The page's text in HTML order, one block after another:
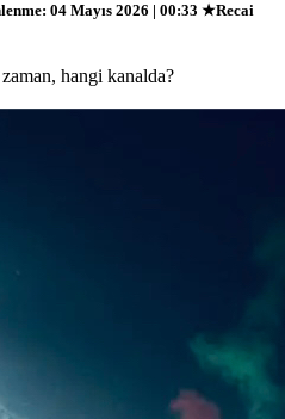
: 04 Mayıs 2026 | 00:33 ★Recai
hangi kanalda?